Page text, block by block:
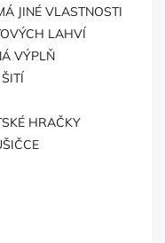
JINÉ VLASTNOSTI
LAHVÍ
VÝPLŇ
HRAČKY